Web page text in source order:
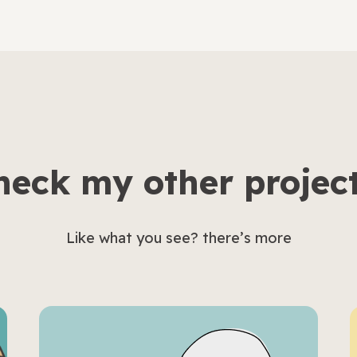
my other
Like what you see? there’s more